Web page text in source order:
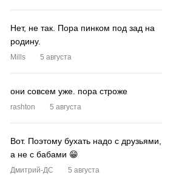
Нет, не так. Пора пинком под зад на
родину.
Mills 5 августа
они совсем уже. пора строже
rashton 5 августа
Вот. Поэтому бухать надо с друзьями,
а не с бабами 😁
Дмитрий-ДС 5 августа